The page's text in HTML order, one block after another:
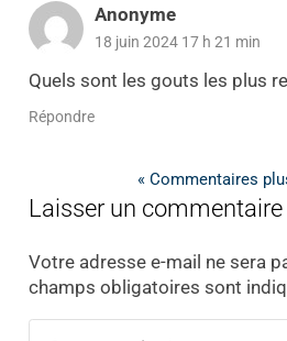
Anonyme
18 juin 2024 17 h 21 min
Quels sont les gouts les plus
Répondre
« Commentaires
Laisser un commentaire
Votre adresse e-mail ne sera
champs obligatoires sont